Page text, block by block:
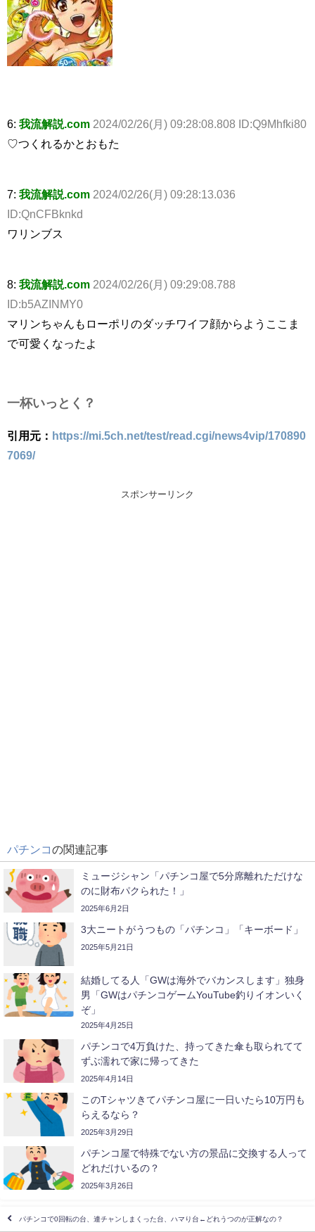
6: 我流解説.com 2024/02/26(月) 09:28:08.808 ID:Q9Mhfki80
♡つくれるかとおもた
7: 我流解説.com 2024/02/26(月) 09:28:13.036
ID:QnCFBknkd
ワリンブス
8: 我流解説.com 2024/02/26(月) 09:29:08.788
ID:b5AZINMY0
マリンちゃんもローポリのダッチワイフ顔からようここま
で可愛くなったよ
一杯いっとく？
引用元： https://mi.5ch.net/test/read.cgi/news4vip/170890
7069/
スポンサーリンク
パチンコの関連記事
ミュージシャン「パチンコ屋で5分席離れただけな
のに財布パクられた！」
2025年6月2日
3大ニートがうつもの「パチンコ」「キーボード」
2025年5月21日
結婚してる人「GWは海外でバカンスします」独身
男「GWはパチンコゲームYouTube釣りイオンいく
ぞ」
2025年4月25日
パチンコで4万負けた、持ってきた傘も取られてて
ずぶ濡れで家に帰ってきた
2025年4月14日
このTシャツきてパチンコ屋に一日いたら10万円も
らえるなら？
2025年3月29日
パチンコ屋で特殊でない方の景品に交換する人って
どれだけいるの？
2025年3月26日
パチンコで0回転の台、連チャンしまくった台、ハマり台←どれうつのが正解なの？